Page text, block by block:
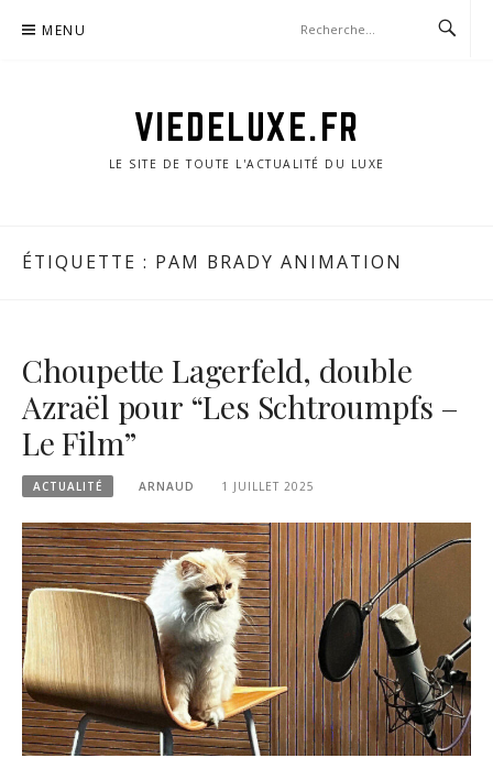
MENU
VIEDELUXE.FR
LE SITE DE TOUTE L'ACTUALITÉ DU LUXE
ÉTIQUETTE : PAM BRADY ANIMATION
Choupette Lagerfeld, double
Azraël pour “Les Schtroumpfs –
Le Film”
ACTUALITÉ ARNAUD 1 JUILLET 2025